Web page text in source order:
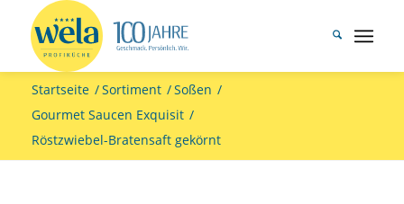
Startseite /Sortiment /Soßen /
Gourmet Saucen Exquisit /
Röstzwiebel-Bratensaft gekörnt